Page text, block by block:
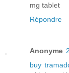
mg tablet
Répondre
Anonyme
buy